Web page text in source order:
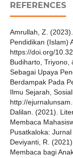
REFERENCES
Amrullah, Z.
Pendidikan (Islam)
https://doi.org/
Budiharto, Triyono,
Sebagai Upaya
Berdampak Pada
Ilmu Sejarah,
http://
Dalilan. (2021).
Membaca
Pusatkaloka:
Deviyanti, R.
Membaca bagi